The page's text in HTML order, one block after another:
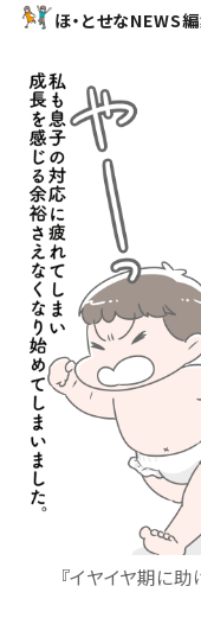
ほ・とせなNEWS
『イヤイヤ期に助